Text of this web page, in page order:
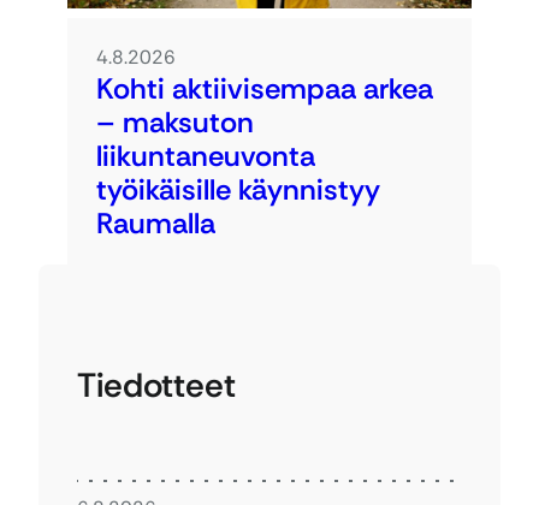
4.8.2026
Kohti aktiivisempaa arkea
– maksuton
liikuntaneuvonta
työikäisille käynnistyy
Raumalla
Tiedotteet